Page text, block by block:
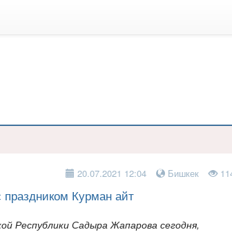
20.07.2021 12:04 Бишкек
Курман айт
Республики Садыра Жапарова сегодня,